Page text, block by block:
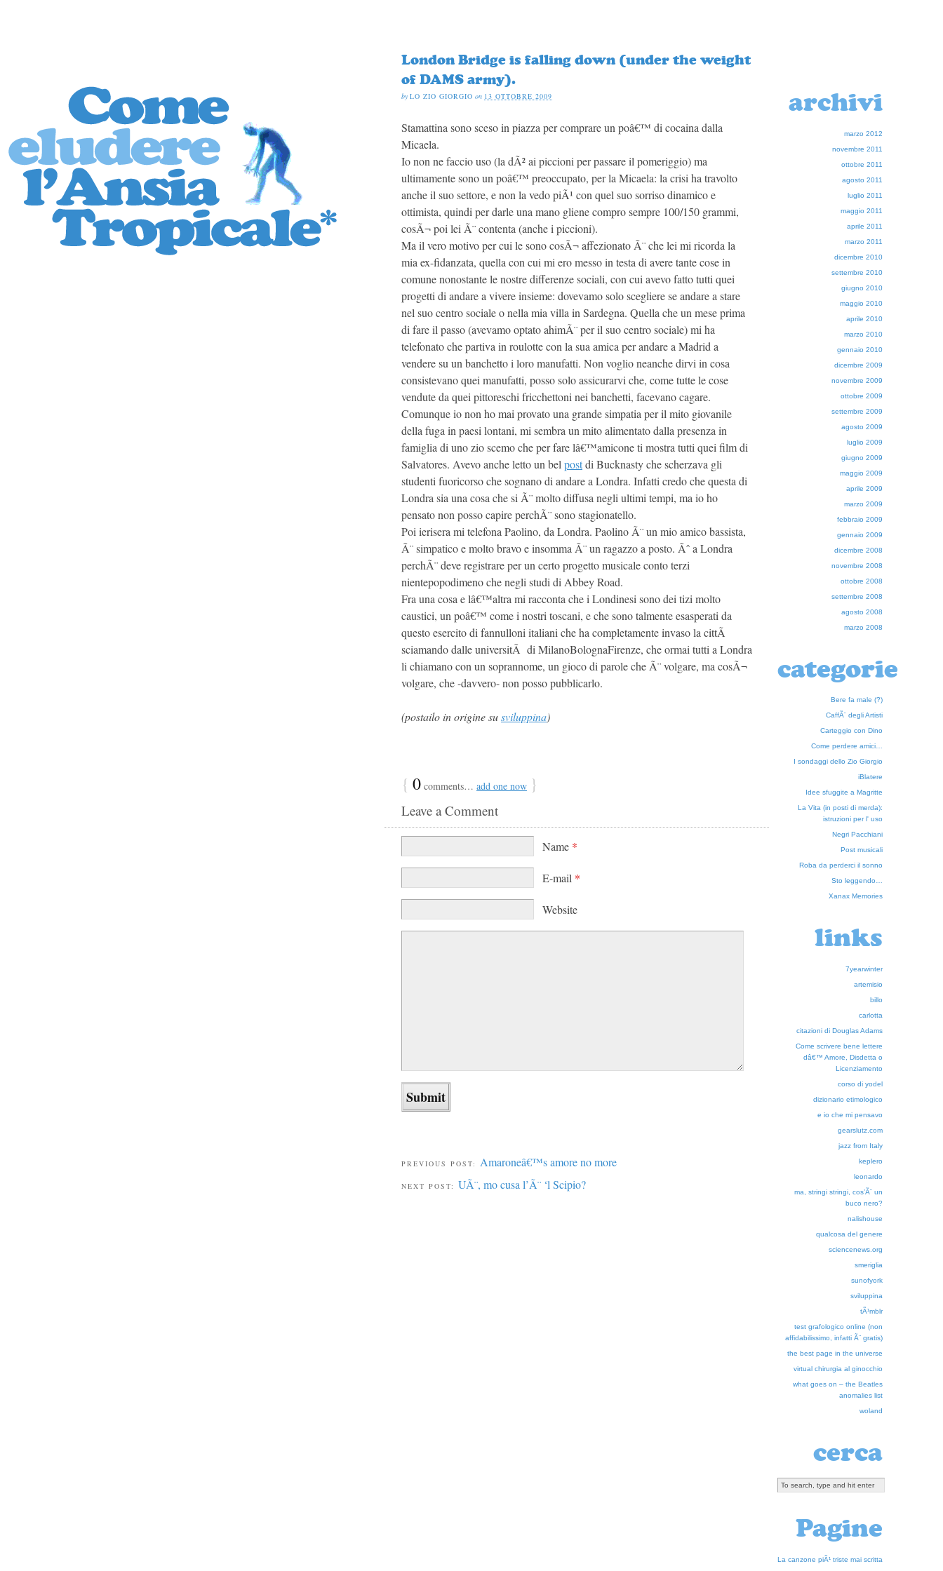
London Bridge is falling down (under the weight
of DAMS army).
byLO ZIO GIORGIO on 13 OTTOBRE 2009
Stamattina sono sceso in piazza per comprare un poâ€™ di cocaina dalla
Micaela.
Io non ne faccio uso (la dÃ² ai piccioni per passare il pomeriggio) ma
ultimamente sono un poâ€™ preoccupato, per la Micaela: la crisi ha travolto
anche il suo settore, e non la vedo piÃ¹ con quel suo sorriso dinamico e
ottimista, quindi per darle una mano gliene compro sempre 100/150 grammi,
cosÃ¬ poi lei Ã¨ contenta (anche i piccioni).
Ma il vero motivo per cui le sono cosÃ¬ affezionato Ã¨ che lei mi ricorda la
mia ex-fidanzata, quella con cui mi ero messo in testa di avere tante cose in
comune nonostante le nostre differenze sociali, con cui avevo fatto tutti quei
progetti di andare a vivere insieme: dovevamo solo scegliere se andare a stare
nel suo centro sociale o nella mia villa in Sardegna. Quella che un mese prima
di fare il passo (avevamo optato ahimÃ¨ per il suo centro sociale) mi ha
telefonato che partiva in roulotte con la sua amica per andare a Madrid a
vendere su un banchetto i loro manufatti. Non voglio neanche dirvi in cosa
consistevano quei manufatti, posso solo assicurarvi che, come tutte le cose
vendute da quei pittoreschi fricchettoni nei banchetti, facevano cagare.
Comunque io non ho mai provato una grande simpatia per il mito giovanile
della fuga in paesi lontani, mi sembra un mito alimentato dalla presenza in
famiglia di uno zio scemo che per fare lâ€™amicone ti mostra tutti quei film di
Salvatores. Avevo anche letto un bel postdi Bucknasty che scherzava gli
studenti fuoricorso che sognano di andare a Londra. Infatti credo che questa di
Londra sia una cosa che si Ã¨ molto diffusa negli ultimi tempi, ma io ho
pensato non posso capire perchÃ¨ sono stagionatello.
Poi ierisera mi telefona Paolino, da Londra. Paolino Ã¨ un mio amico bassista,
Ã¨ simpatico e molto bravo e insomma Ã¨ un ragazzo a posto. Ãˆ a Londra
perchÃ¨ deve registrare per un certo progetto musicale conto terzi
nientepopodimeno che negli studi di Abbey Road.
Fra una cosa e lâ€™altra mi racconta che i Londinesi sono dei tizi molto
caustici, un poâ€™ come i nostri toscani, e che sono talmente esasperati da
questo esercito di fannulloni italiani che ha completamente invaso la cittÃ
sciamando dalle universitÃ di MilanoBolognaFirenze, che ormai tutti a Londra
li chiamano con un soprannome, un gioco di parole che Ã¨ volgare, ma cosÃ¬
volgare, che -davvero- non posso pubblicarlo.
(postailo in origine susviluppina)
{ 0 comments… add one now }
Leave a Comment
Name *
E-mail *
Website
PREVIOUS POST: Amaroneâ€™s amore no more
NEXT POST: UÃ¨, mo cusa l’Ã¨ ‘l Scipio?
archivi
marzo 2012
novembre 2011
ottobre 2011
agosto 2011
luglio 2011
maggio 2011
aprile 2011
marzo 2011
dicembre 2010
settembre 2010
giugno 2010
maggio 2010
aprile 2010
marzo 2010
gennaio 2010
dicembre 2009
novembre 2009
ottobre 2009
settembre 2009
agosto 2009
luglio 2009
giugno 2009
maggio 2009
aprile 2009
marzo 2009
febbraio 2009
gennaio 2009
dicembre 2008
novembre 2008
ottobre 2008
settembre 2008
agosto 2008
marzo 2008
categorie
Bere fa male (?)
CaffÃ¨ degli Artisti
Carteggio con Dino
Come perdere amici…
I sondaggi dello Zio Giorgio
iBlatere
Idee sfuggite a Magritte
La Vita (in posti di merda):
istruzioni per l' uso
Negri Pacchiani
Post musicali
Roba da perderci il sonno
Sto leggendo…
Xanax Memories
links
7yearwinter
artemisio
billo
carlotta
citazioni di Douglas Adams
Come scrivere bene lettere
dâ€™ Amore, Disdetta o
Licenziamento
corso di yodel
dizionario etimologico
e io che mi pensavo
gearslutz.com
jazz from Italy
keplero
leonardo
ma, stringi stringi, cos’Ã¨ un
buco nero?
nalishouse
qualcosa del genere
sciencenews.org
smeriglia
sunofyork
sviluppina
tÃ¹mblr
test grafologico online (non
affidabilissimo, infatti Ã¨ gratis)
the best page in the universe
virtual chirurgia al ginocchio
what goes on – the Beatles
anomalies list
woland
cerca
Pagine
La canzone piÃ¹ triste mai scritta